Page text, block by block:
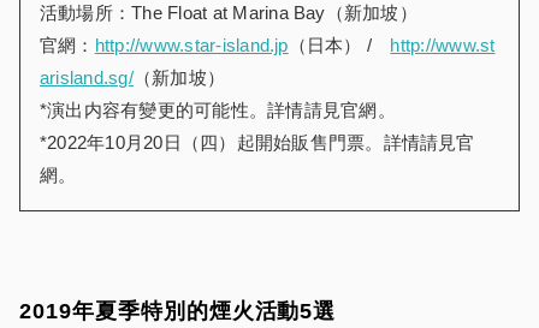
活動場所：The Float at Marina Bay（新加坡）
官網： http://www.star-island.jp （日本） / http://www.st
arisland.sg/（新加坡）
*演出内容有變更的可能性。詳情請見官網。
*2022年10月20日（四）起開始販售門票。詳情請見官
網。
2019年夏季特別的煙火活動5選